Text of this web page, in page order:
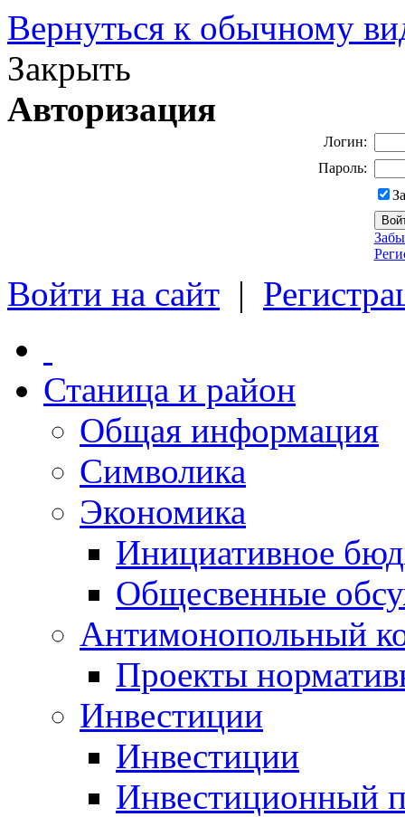
Вернуться к обычному
Закрыть
Авторизация
Логин:
Пароль:
Войти на сайт |
Станица и район
Общая информация
Символика
Экономика
Инициативное
Общесвенные
Антимонопольный
Проекты
Инвестиции
Инвестиции
Инвестиционный